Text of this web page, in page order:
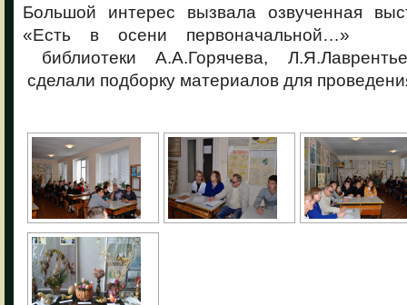
Большой интерес вызвала озвученная
«Есть в осени первоначальной…»
библиотеки А.А.Горячева,
сделали подборку материалов для